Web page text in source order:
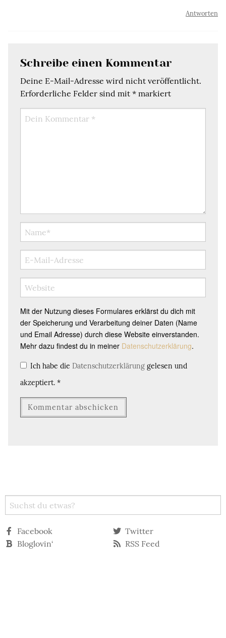
Antworten
Schreibe einen Kommentar
Deine E-Mail-Adresse wird nicht veröffentlicht.
Erforderliche Felder sind mit * markiert
Mit der Nutzung dieses Formulares erklärst du dich mit
der Speicherung und Verarbeitung deiner Daten (Name
und Email Adresse) durch diese Website einverstanden.
Mehr dazu findest du in meiner Datenschutzerklärung.
Ich habe die Datenschutzerklärung gelesen und
akzeptiert. *
Facebook
Twitter
Bloglovin‘
RSS Feed